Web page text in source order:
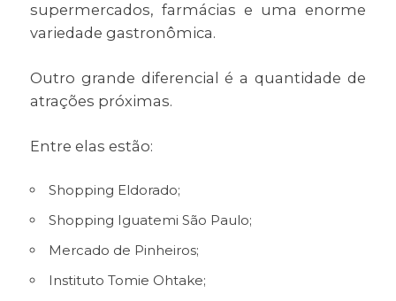
supermercados, farmácias e uma enorme
variedade gastronômica.
Outro grande diferencial é a quantidade de
atrações próximas.
Entre elas estão:
Shopping Eldorado;
Shopping Iguatemi São Paulo;
Mercado de Pinheiros;
Instituto Tomie Ohtake;